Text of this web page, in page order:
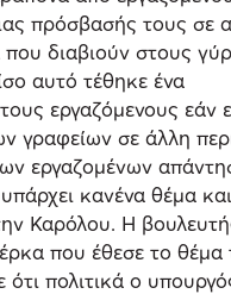
πρόσβασής τους σε
διαβιούν στους
αυτό τέθηκε ένα
εργαζόμενους εάν
γραφείων σε άλλη
εργαζομένων
κανένα θέμα
Καρόλου. Η
που έθεσε το θέμα
πολιτικά ο